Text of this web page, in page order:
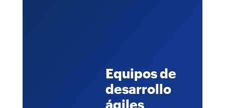
Equipos de
desarrollo